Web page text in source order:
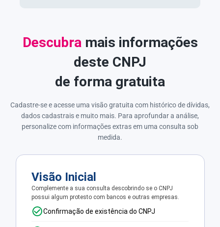
Descubra mais informações
deste CNPJ
de forma gratuita
Cadastre-se e acesse uma visão gratuita com histórico de dívidas,
dados cadastrais e muito mais. Para aprofundar a análise,
personalize com informações extras em uma consulta sob
medida.
Visão Inicial
Complemente a sua consulta descobrindo se o CNPJ
possui algum protesto com bancos e outras empresas.
Confirmação de existência do CNPJ